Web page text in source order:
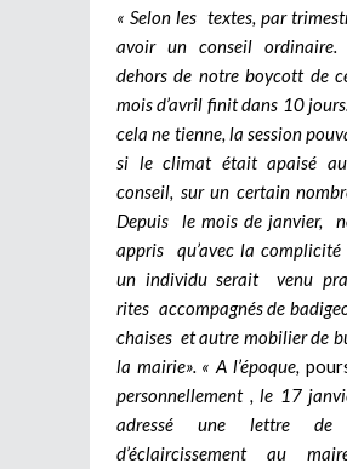
« Selon les textes, par
avoir un conseil ordinaire.
dehors de notre boycott de
mois d’avril finit dans 10
cela ne tienne, la session
si le climat était apaisé
conseil, sur un certain
Depuis le mois de janvier,
appris qu’avec la
un individu serait venu
rites accompagnés de
chaises et autre mobilier de
la mairie». « A l’époque,
personnellement , le 17
adressé une lettre de
d’éclaircissement au